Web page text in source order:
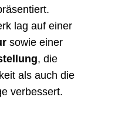
lag auf einer
sowie einer
, die
als auch die
verbessert.